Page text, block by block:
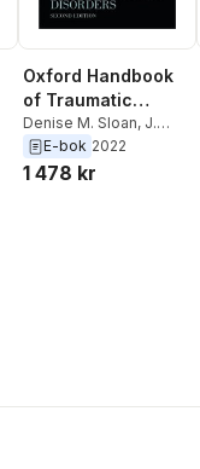
Oxford Handbook
of Traumatic
Stress Disorders
Denise M. Sloan, J.
Gayle Beck
E-bok 2022
1 478 kr